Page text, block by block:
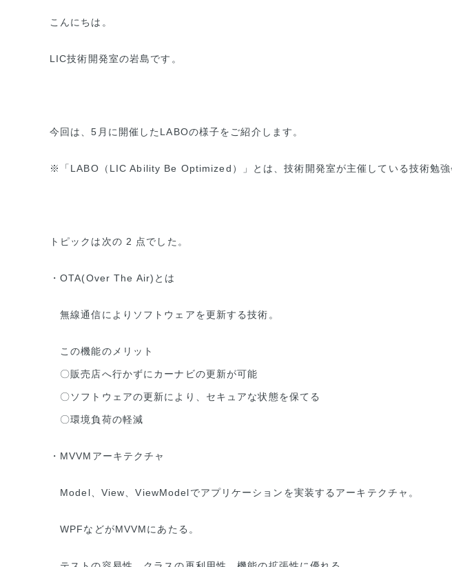
こんにちは。
LIC技術開発室の岩島です。
今回は、5月に開催したLABOの様子をご紹介します。
※「LABO（LIC Ability Be Optimized）」とは、技術開発室が主催している技術勉強
トピックは次の 2 点でした。
・OTA(Over The Air)とは
無線通信によりソフトウェアを更新する技術。
この機能のメリット
〇販売店へ行かずにカーナビの更新が可能
〇ソフトウェアの更新により、セキュアな状態を保てる
〇環境負荷の軽減
・MVVMアーキテクチャ
Model、View、ViewModelでアプリケーションを実装するアーキテクチャ。
WPFなどがMVVMにあたる。